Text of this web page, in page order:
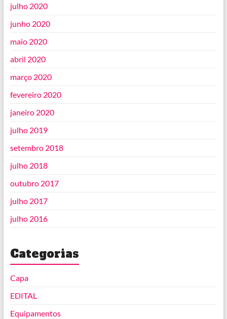
julho 2020
junho 2020
maio 2020
abril 2020
março 2020
fevereiro 2020
janeiro 2020
julho 2019
setembro 2018
julho 2018
outubro 2017
julho 2017
julho 2016
Categorias
Capa
EDITAL
Equipamentos